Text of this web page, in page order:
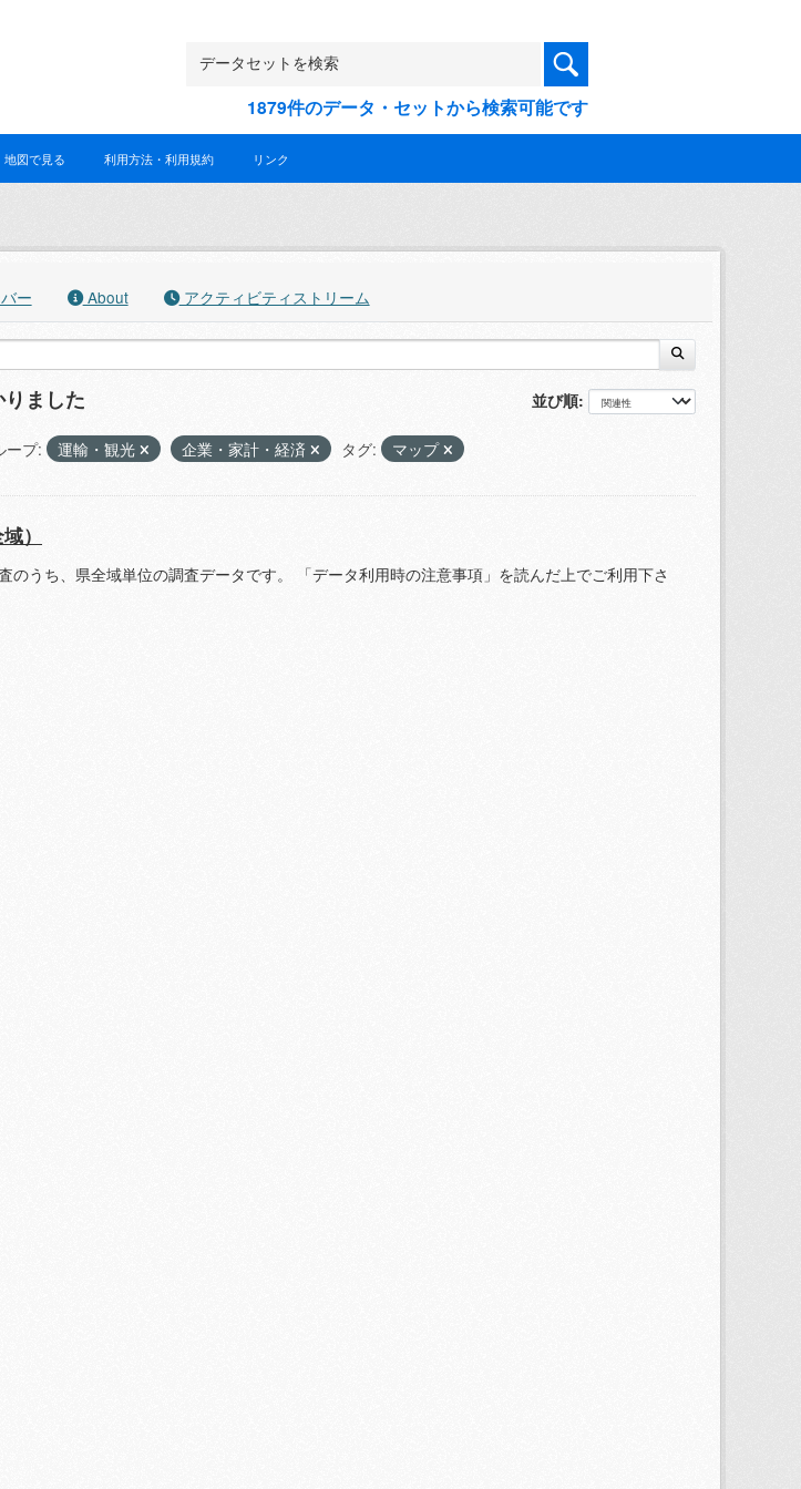
1879件のデータ・セットから検索可能です
地図で見る 利用方法・利用規約 リンク
ー About アクティビティストリーム
並び順
ました
ープ: 運輸・観光 企業・家計・経済 タグ: マップ
）
のうち、県全域単位の調査データです。 「データ利用時の注意事項」を読んだ上でご利用下さ